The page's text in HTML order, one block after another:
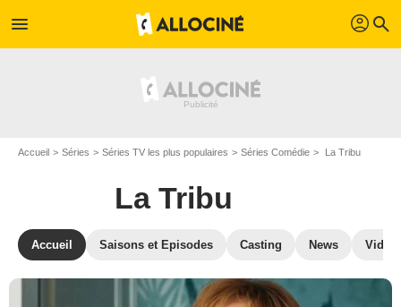
menu profil search
Accueil Séries Séries TV les plus populaires Séries Comédie La Tribu
La Tribu
Accueil Saisons et Episodes Casting News